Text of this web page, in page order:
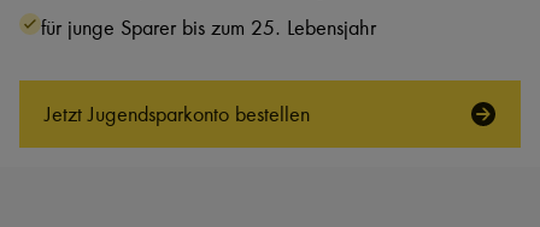
für junge Sparer bis zum 25. Lebensjahr
Jetzt Jugendsparkonto bestellen